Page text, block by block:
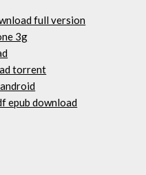
full version
3g
torrent
epub download